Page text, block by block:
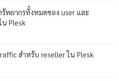
รัพยากรทั้งหมดของ user และ
น Plesk
สำหรับ reseller ใน Plesk